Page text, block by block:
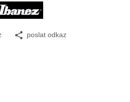
poslat odkaz